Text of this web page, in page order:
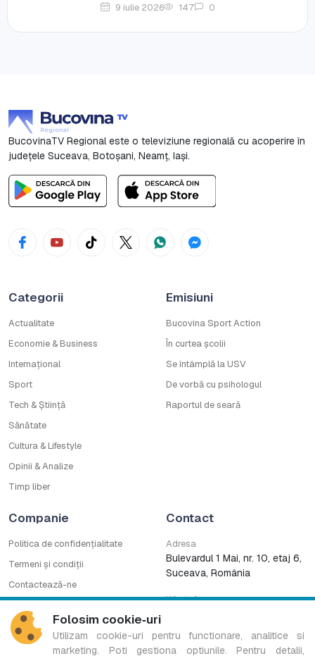
9 iulie 2026 147 0
BucovinaTV Regional este o televiziune regională cu acoperire în
județele Suceava, Botoşani, Neamț, Iași.
Categorii
Actualitate
Economie & Business
Internațional
Sport
Tech & Știință
Sănătate
Cultura & Lifestyle
Opinii & Analize
Timp liber
Emisiuni
Bucovina Sport Action
În curtea școlii
Se întâmplă la USV
De vorbă cu psihologul
Raportul de seară
Companie
Politica de confidențialitate
Termeni și condiții
Contactează-ne
CNA
Contact
Adresa
Bulevardul 1 Mai, nr. 10, etaj 6,
Suceava, România
WhatsApp
Folosim cookie‑uri
Utilizam cookie-uri pentru functionare, analitice si
marketing. Poti gestiona optiunile. Pentru detalii,